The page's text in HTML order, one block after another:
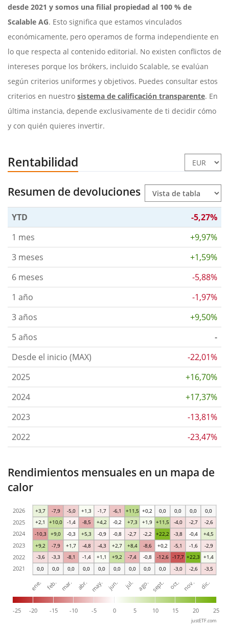
desde 2021 y somos una filial propiedad al 100 % de
Scalable AG. Esto significa que estamos vinculados
económicamente, pero operamos de forma independiente en
lo que respecta al contenido editorial. No existen conflictos de
intereses porque los brókers, incluido Scalable, se evalúan
según criterios uniformes y objetivos. Puedes consultar estos
criterios en nuestro sistema de calificación transparente. En
última instancia, depende exclusivamente de ti decidir cómo
y con quién quieres invertir.
Rentabilidad
Resumen de devoluciones
YTD
-5,27%
1 mes
+9,97%
3 meses
+1,59%
6 meses
-5,88%
1 año
-1,97%
3 años
+9,50%
5 años
-
Desde el inicio (MAX)
-22,01%
2025
+16,70%
2024
+17,37%
2023
-13,81%
2022
-23,47%
Rendimientos mensuales en un mapa de
calor
0,0 0,0 0,0 0,0 0,0 0,0 0,0 0,0 0,0 -3,0 -2,6 -3,5
-3,6 -3,3 -8,1 -1,4 +1,1 +9,2 -7,4 -0,8 -12,6 -17,7 +22,3 +1,4
+9,2 -7,9 +1,7 -4,8 -4,3 +2,7 +8,4 -8,6 +0,2 -5,1 -1,6 -2,9
-10,3 +9,0 -0,3 +5,3 -0,9 -0,8 -2,7 -2,2 +22,2 -3,8 -0,4 +4,5
+2,1 +10,0 -1,4 -8,5 +4,2 -0,2 +7,3 +1,9 +11,5 -4,0 -2,7 -2,6
+3,7 -7,9 -5,0 +1,3 -1,7 -6,1 +11,5 +0,2 0,0 0,0 0,0 0,0
-25 -20 -15 -10 -5 0 5 10 15 20 25
ene. feb. mar. abr. may. jun. jul. ago. sept. oct. nov. dic.
2021
2022
2023
2024
2025
2026
justETF.com